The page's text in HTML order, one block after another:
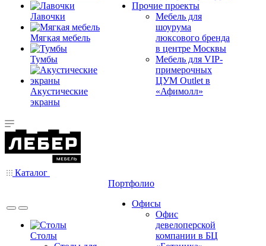
Лавочки
Мягкая мебель
Тумбы
Акустические
экраны
Прочие проекты
Мебель для
шоурума
люксового бренда
в центре Москвы
Мебель для VIP-
примерочных
ЦУМ Outlet в
«Афимолл»
Каталог
Столы
Портфолио
Офисы
Офис
девелоперской
компании в БЦ